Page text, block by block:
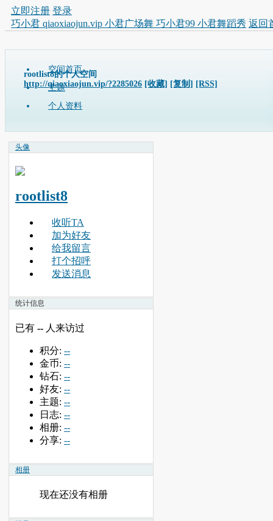
立即注册 登录
巧小君 qiaoxiaojun.vip 小君广场舞 巧小君99 小君舞蹈秀 返回
rootlist8的个人空间
http://qiaoxiaojun.vip/?2285026 [收藏] [复制] [RSS]
空间首页
主题
个人资料
头像
rootlist8
收听TA
加为好友
给我留言
打个招呼
发送消息
统计信息
已有 -- 人来访过
积分: --
金币: --
钻石: --
好友: --
主题: --
日志: --
相册: --
分享: --
相册
现在还没有相册